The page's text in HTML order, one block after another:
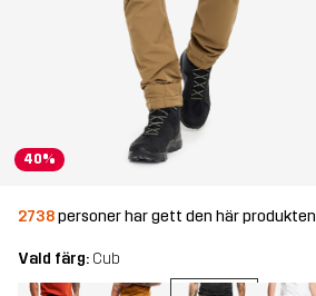
40%
2738personer har gett den här produkten
Vald färg: Cub